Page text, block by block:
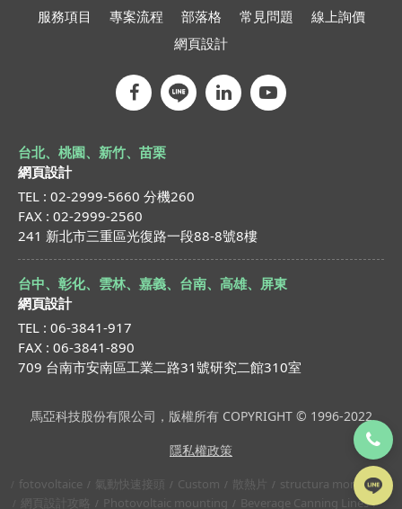
服務項目
專案流程 部落格 常見問題
線上詢價
網頁設計
台北、桃園、新竹、苗栗
網頁設計
TEL : 02-2999-5660 分機260
FAX : 02-2999-2560
241 新北市三重區光復路一段88-8號8樓
台中、彰化、雲林、嘉義、台南、高雄、屏東
網頁設計
TEL : 06-3841-917
FAX : 06-3841-890
709 台南市安南區工業二路31號研究二館310室
馬亞科技股份有限公司，版權所有 COPYRIGHT © 1996-2022
隱私權政策
fotovoltaice 氣動快速接頭 Custom 散熱片
structura montaj
網頁設計攻略
Photovoltaic mounting Beverage Canning Lines